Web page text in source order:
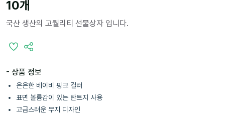
10개
국산 생산의 고퀄리티 선물상자 입니다.
- 상품 정보
은은한 베이비 핑크 컬러
표면 볼륨감이 있는 탄트지 사용
고급스러운 무지 디자인